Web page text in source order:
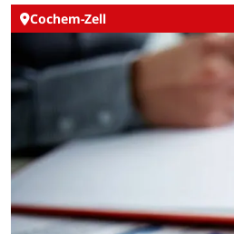
Cochem-Zell